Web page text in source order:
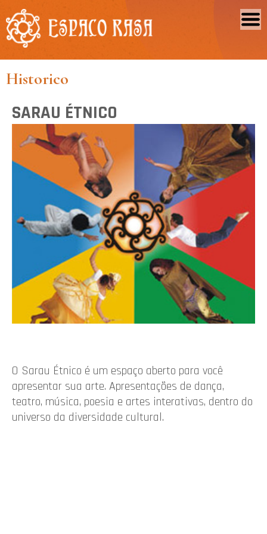
Historico
SARAU ÉTNICO
O Sarau Étnico é um espaço aberto para você
apresentar sua arte. Apresentações de dança,
teatro, música, poesia e artes interativas, dentro do
universo da diversidade cultural.